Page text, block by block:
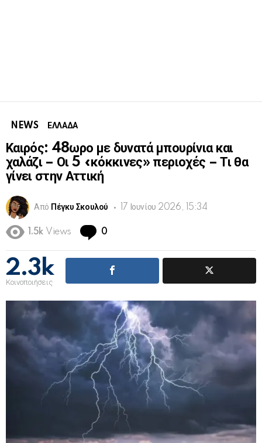
NEWS ΕΛΛΑΔΑ
Καιρός: 48ωρο με δυνατά μπουρίνια και
χαλάζι – Οι 5 «κόκκινες» περιοχές – Τι θα
γίνει στην Αττική
Από Πέγκυ Σκουλού 17 Ιουνίου 2026, 15:34
1.5k Views 0
2.3k
Κοινοποιήσεις